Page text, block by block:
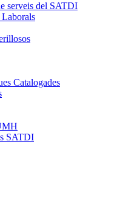
serveis del SATDI
Laborals
Catalogades
SATDI